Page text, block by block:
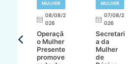
MULHER
08/08/2
026
Operaçã
o Mulher
Presente
promove
MULHER
07/08/2
026
Secretari
a da
Mulher
de